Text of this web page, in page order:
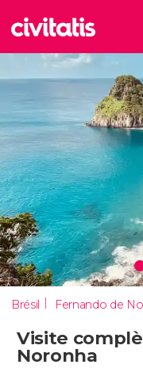
Brésil Fernando de
Visite
Noronha